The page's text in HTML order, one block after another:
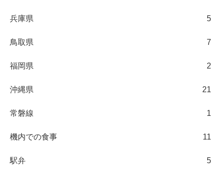
兵庫県 5
鳥取県 7
福岡県 2
沖縄県 21
常磐線 1
機内での食事 11
駅弁 5